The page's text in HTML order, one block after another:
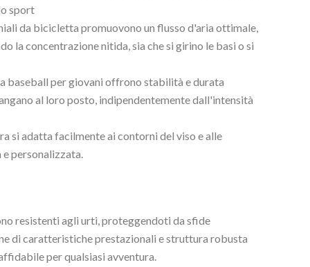
sport
da bicicletta promuovono un flusso d'aria ottimale,
la concentrazione nitida, sia che si girino le basi o si
baseball per giovani offrono stabilità e durata
al loro posto, indipendentemente dall'intensità
si adatta facilmente ai contorni del viso e alle
personalizzata.
resistenti agli urti, proteggendoti da sfide
di caratteristiche prestazionali e struttura robusta
per qualsiasi avventura.